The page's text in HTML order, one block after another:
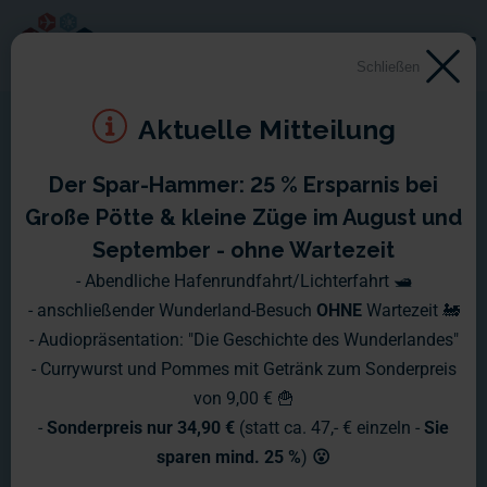
Schließen
Aktuelle Mitteilung
Der Spar-Hammer: 25 % Ersparnis bei
Große Pötte & kleine Züge im August und
September - ohne Wartezeit
- Abendliche Hafenrundfahrt/Lichterfahrt 🛥️
- anschließender Wunderland-Besuch OHNE Wartezeit 🚂
- Audiopräsentation: "Die Geschichte des Wunderlandes"
- Currywurst und Pommes mit Getränk zum Sonderpreis
von 9,00 € 🍟
- Sonderpreis nur 34,90 € (statt ca. 47,- € einzeln - Sie
sparen mind. 25 %) 😮